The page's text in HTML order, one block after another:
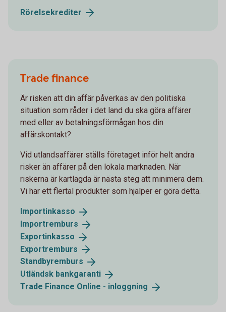
Rörelsekrediter
Trade finance
Är risken att din affär påverkas av den politiska
situation som råder i det land du ska göra affärer
med eller av betalningsförmågan hos din
affärskontakt?
Vid utlandsaffärer ställs företaget inför helt andra
risker än affärer på den lokala marknaden. När
riskerna är kartlagda är nästa steg att minimera dem.
Vi har ett flertal produkter som hjälper er göra detta.
Importinkasso
Importremburs
Exportinkasso
Exportremburs
Standbyremburs
Utländsk bankgaranti
Trade Finance Online - inloggning